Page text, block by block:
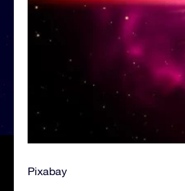
Pixabay